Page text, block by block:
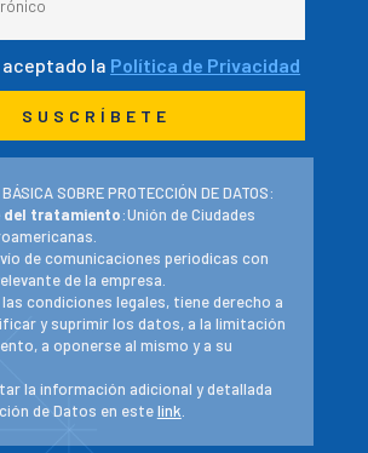
aceptado la Política de Privacidad
SOBRE PROTECCIÓN DE DATOS:
del tratamiento:Unión de Ciudades
de comunicaciones periodicas con
de la empresa.
las condiciones legales, tiene derecho a
y suprimir los datos, a la limitación
a oponerse al mismo y a su
la información adicional y detallada
de Datos en estelink